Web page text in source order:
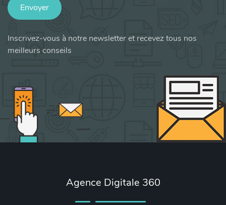
Envoyer
Inscrivez-vous à notre newsletter et recevez tous nos
meilleurs conseils
Agence Digitale 360